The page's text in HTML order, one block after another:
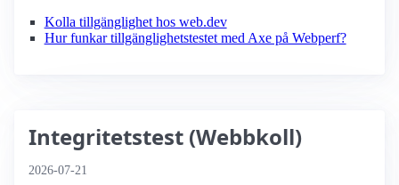
Kolla tillgänglighet hos web.dev
Hur funkar tillgänglighetstestet med Axe på Webperf?
Integritetstest (Webbkoll)
2026-07-21